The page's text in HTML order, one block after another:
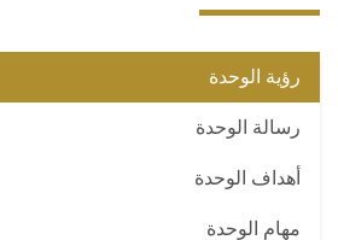
رؤية الوحدة
رسالة الوحدة
أهداف الوحدة
مهام الوحدة